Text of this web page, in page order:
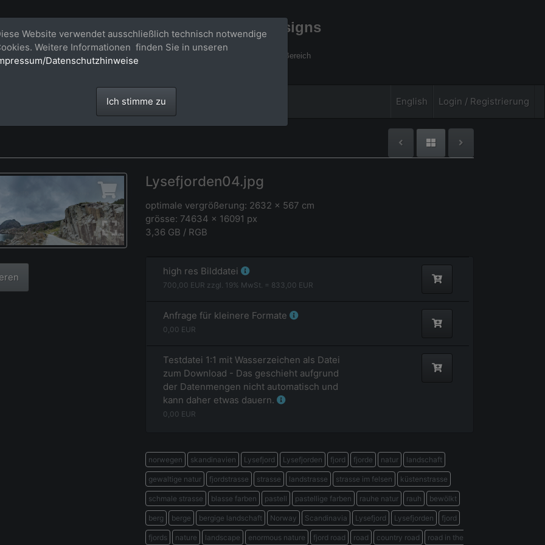
Bildagentur für großformatige Raumdesigns
Großformatige Bilder - über 100 Meter große 'largeformat' Fotos im Gigapixel Bereich
English Login / Registrierung
Lysefjorden04.jpg
optimale vergrößerung: 2632 x 567 cm
grösse: 74634 x 16091 px
3,36 GB / RGB
high res Bilddatei
700,00 EUR zzgl. 19% MwSt. = 833,00 EUR
Anfrage für kleinere Formate
0,00 EUR
Testdatei 1:1 mit Wasserzeichen als Datei
zum Download - Das geschieht aufgrund
der Datenmengen nicht automatisch und
kann daher etwas dauern.
0,00 EUR
norwegen skandinavien Lysefjord Lysefjorden fjord fjorde natur landschaft
gewaltige natur fjordstrasse strasse landstrasse strasse im felsen küstenstrasse
schmale strasse blasse farben pastell pastellige farben rauhe natur rauh bewölkt
berg berge bergige landschaft Norway Scandinavia Lysefjord Lysefjorden fjord
fjords nature landscape enormous nature fjord road road country road road in the
Website verwendet ausschließlich technisch notwendige
Weitere Informationen finden Sie in unseren
Datenschutzhinweise
Ich stimme zu